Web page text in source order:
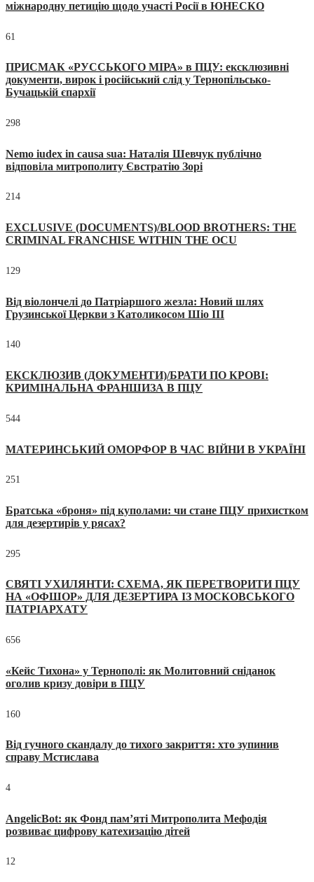
міжнародну петицію щодо участі Росії в ЮНЕСКО
61
ПРИСМАК «РУССЬКОГО МІРА» в ПЦУ: ексклюзивні
документи, вирок і російський слід у Тернопільсько-
Бучацькій єпархії
298
Nemo iudex in causa sua: Наталія Шевчук публічно
відповіла митрополиту Євстратію Зорі
214
EXCLUSIVE (DOCUMENTS)/BLOOD BROTHERS: THE
CRIMINAL FRANCHISE WITHIN THE OCU
129
Від віолончелі до Патріаршого жезла: Новий шлях
Грузинської Церкви з Католикосом Шіо III
140
ЕКСКЛЮЗИВ (ДОКУМЕНТИ)/БРАТИ ПО КРОВІ:
КРИМІНАЛЬНА ФРАНШИЗА В ПЦУ
544
МАТЕРИНСЬКИЙ ОМОРФОР В ЧАС ВІЙНИ В УКРАЇНІ
251
Братська «броня» під куполами: чи стане ПЦУ прихистком
для дезертирів у рясах?
295
СВЯТІ УХИЛЯНТИ: СХЕМА, ЯК ПЕРЕТВОРИТИ ПЦУ
НА «ОФШОР» ДЛЯ ДЕЗЕРТИРА ІЗ МОСКОВСЬКОГО
ПАТРІАРХАТУ
656
«Кейс Тихона» у Тернополі: як Молитовний сніданок
оголив кризу довіри в ПЦУ
160
Від гучного скандалу до тихого закриття: хто зупинив
справу Мстислава
4
AngelicBot: як Фонд пам’яті Митрополита Мефодія
розвиває цифрову катехизацію дітей
12